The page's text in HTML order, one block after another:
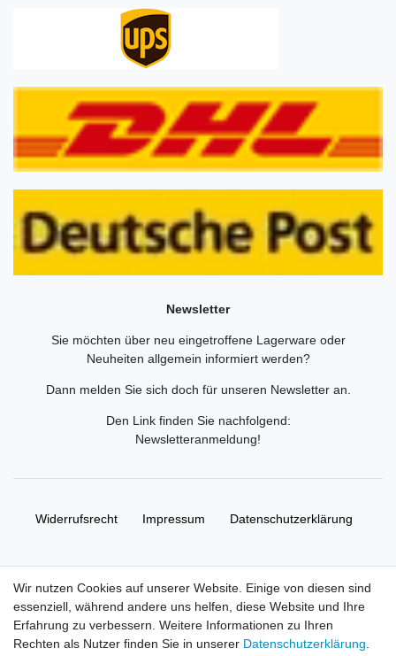
Newsletter
Sie möchten über neu eingetroffene Lagerware oder
Neuheiten allgemein informiert werden?
Dann melden Sie sich doch für unseren Newsletter an.
Den Link finden Sie nachfolgend:
Newsletteranmeldung!
Widerrufs­recht Impressum Daten­schutz­erklärung
© Copyright 2026 | Alle Rechte vorbehalten. HL-
Handelsgesellschaft mbH.
Wir nutzen Cookies auf unserer Website. Einige von diesen sind
essenziell, während andere uns helfen, diese Website und Ihre
Erfahrung zu verbessern. Weitere Informationen zu Ihren
Rechten als Nutzer finden Sie in unserer Daten­schutz­erklärung